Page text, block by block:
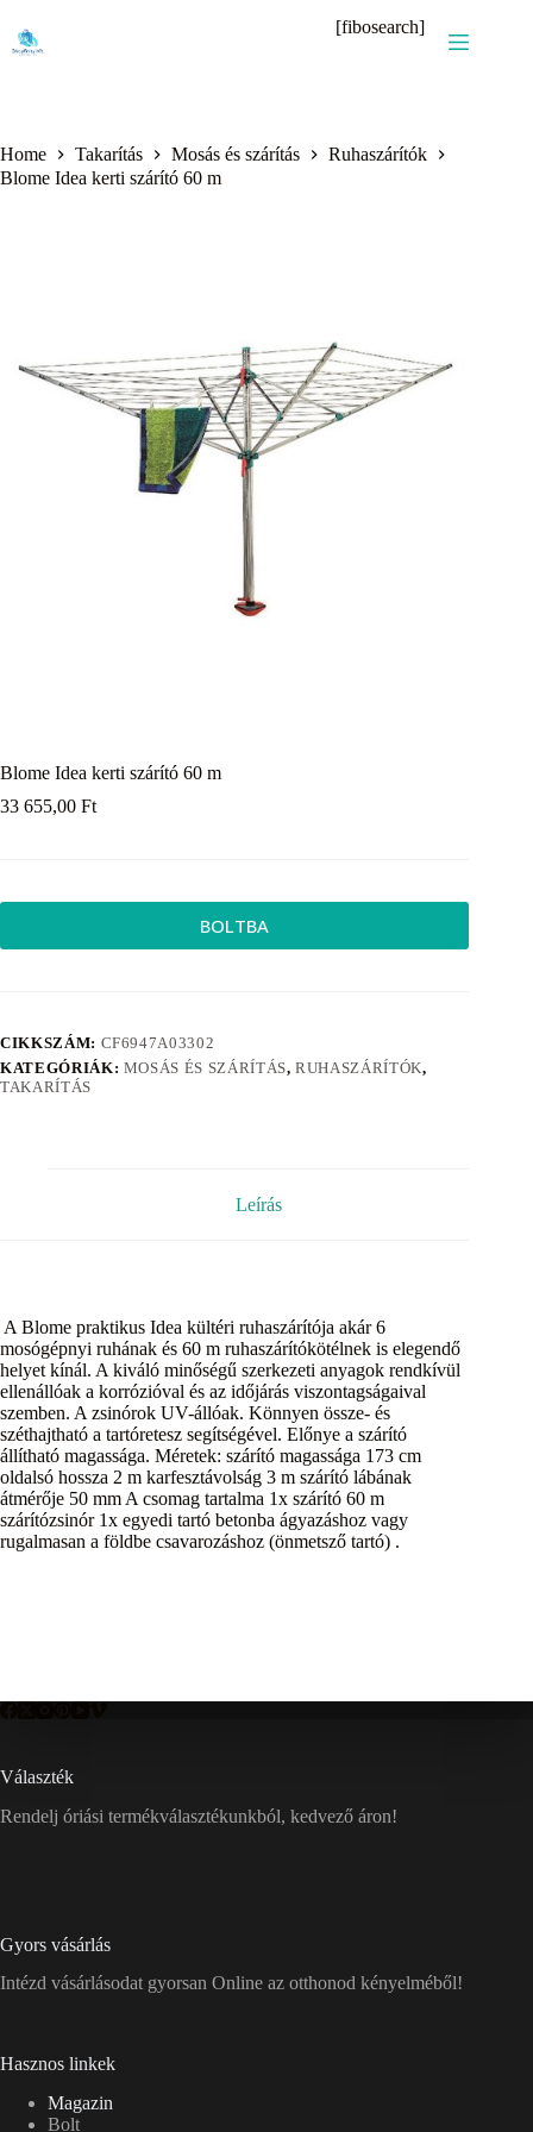
content
[fibosearch]
Home Takarítás Mosás és szárítás
Ruhaszárítók
Blome Idea kerti szárító 60 m
Blome Idea kerti szárító 60 m
33 655,00 Ft
BOLTBA
CIKKSZÁM: CF6947A03302
KATEGÓRIÁK: MOSÁS ÉS SZÁRÍTÁS,RUHASZÁRÍTÓK,
TAKARÍTÁS
Leírás
A Blome praktikus Idea kültéri ruhaszárítója akár 6
mosógépnyi ruhának és 60 m ruhaszárítókötélnek is elegendő
helyet kínál. A kiváló minőségű szerkezeti anyagok rendkívül
ellenállóak a korrózióval és az időjárás viszontagságaival
szemben. A zsinórok UV-állóak. Könnyen össze- és
széthajtható a tartóretesz segítségével. Előnye a szárító
állítható magassága. Méretek: szárító magassága 173 cm
oldalsó hossza 2 m karfesztávolság 3 m szárító lábának
átmérője 50 mm A csomag tartalma 1x szárító 60 m
szárítózsinór 1x egyedi tartó betonba ágyazáshoz vagy
rugalmasan a földbe csavarozáshoz (önmetsző tartó) .
Választék
Rendelj óriási termékválasztékunkból, kedvező áron!
Gyors vásárlás
Intézd vásárlásodat gyorsan Online az otthonod kényelméből!
Hasznos linkek
Magazin
Bolt